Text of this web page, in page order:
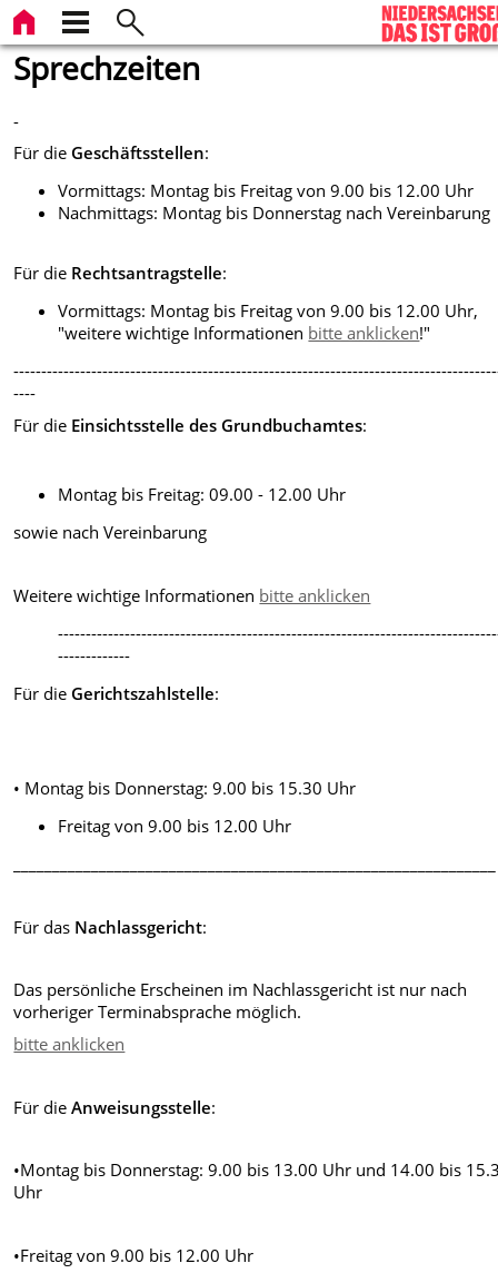
Sprechzeiten
-
Für die Geschäftsstellen:
Vormittags: Montag bis Freitag von 9.00 bis 12.00 Uhr
Nachmittags: Montag bis Donnerstag nach Vereinbarung
Für die Rechtsantragstelle:
Vormittags: Montag bis Freitag von 9.00 bis 12.00 Uhr,
"weitere wichtige Informationen bitte anklicken!"
----
Für die Einsichtsstelle des Grundbuchamtes:
Montag bis Freitag: 09.00 - 12.00 Uhr
sowie nach Vereinbarung
Weitere wichtige Informationen bitte anklicken
-------------
Für die Gerichtszahlstelle:
• Montag bis Donnerstag: 9.00 bis 15.30 Uhr
Freitag von 9.00 bis 12.00 Uhr
Für das Nachlassgericht:
Das persönliche Erscheinen im Nachlassgericht ist nur nach
vorheriger Terminabsprache möglich.
bitte anklicken
Für dieAnweisungsstelle:
•Montag bis Donnerstag: 9.00 bis 13.00 Uhr und 14.00 bis
Uhr
•Freitag von 9.00 bis 12.00 Uhr